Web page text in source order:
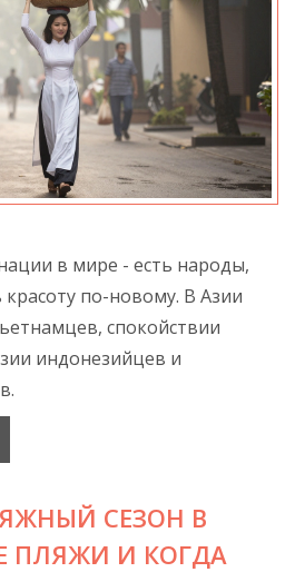
в мире - есть народы,
по-новому. В Азии
спокойствии
индонезийцев и
СЕЗОН В
ПЛЯЖИ И КОГДА